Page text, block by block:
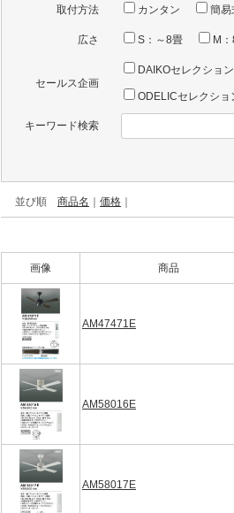
取付方法 カンタン 簡易
広さ S：～8畳 M
セールス企画
DAIKOセレクショ
ODELICセレクショ
キーワード検索
並び順 商品名 ｜ 価格 ｜
画像 商品
AM47471E
AM58016E
AM58017E